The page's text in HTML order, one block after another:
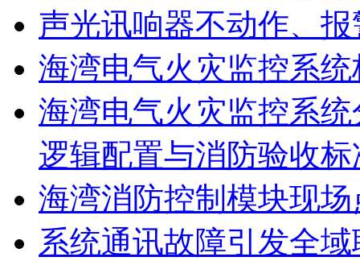
声光讯响器不动作、
海湾电气火灾监控系
海湾电气火灾监控系
逻辑配置与消防验收标
海湾消防控制模块现
系统通讯故障引发全